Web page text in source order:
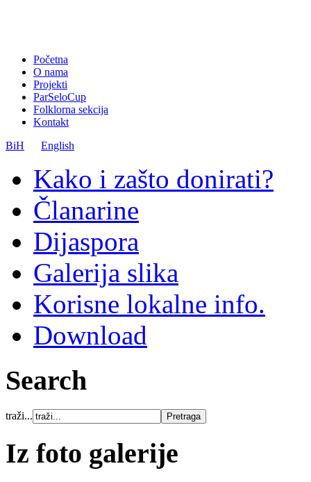
Početna
O nama
Projekti
ParSeloCup
Folklorna sekcija
Kontakt
BiH
English
Kako i zašto donirati?
Članarine
Dijaspora
Galerija slika
Korisne lokalne info.
Download
Search
traži...
Iz foto galerije